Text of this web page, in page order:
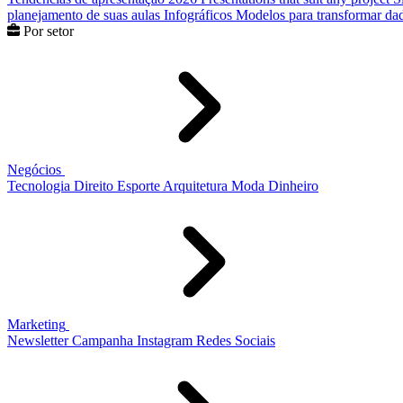
planejamento de suas aulas Infográficos Modelos para transformar
Por setor
Negócios
Tecnologia Direito Esporte Arquitetura Moda Dinheiro
Marketing
Newsletter Campanha Instagram Redes Sociais